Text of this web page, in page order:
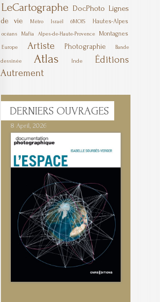
LeCartographe DocPhoto Lignes
de vie
Métro Israël 6MOIS Hautes-Alpes
océans Mafia Alpes-de-Haute-Provence Montagnes
Europe Artiste Photographie Bande
dessinée Atlas Inde
Éditions
Autrement
DERNIERS OUVRAGES
8 April, 2026